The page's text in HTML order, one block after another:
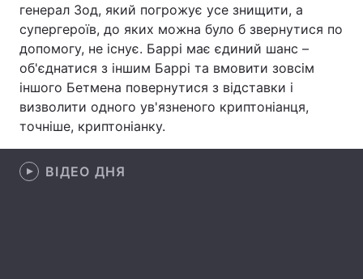
Інтерв'ю Думки
Архів Вакансії
Послуги
генерал Зод, який погрожує усе знищити, а
супергероїв, до яких можна було б звернутися по
допомогу, не існує. Баррі має єдиний шанс –
об'єднатися з іншим Баррі та вмовити зовсім
іншого Бетмена повернутися з відставки і
визволити одного ув'язненого криптоніанця,
точніше, криптоніанку.
ВІДЕО ДНЯ